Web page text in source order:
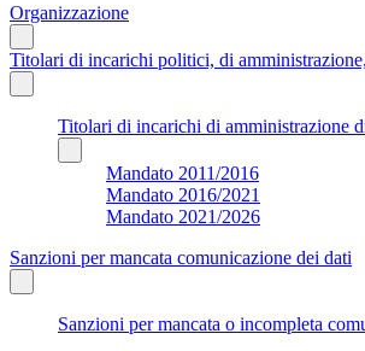
Organizzazione
Titolari di incarichi politici, di
Titolari di incarichi di amministrazione
Mandato 2011/2016
Mandato 2016/2021
Mandato 2021/2026
Sanzioni per mancata comunicazione dei dati
Sanzioni per mancata o incompleta